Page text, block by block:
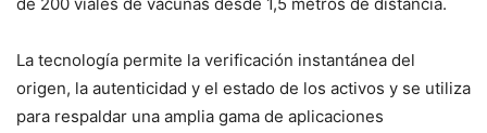
La tecnología permite la verificación instantánea del
origen, la autenticidad y el estado de los activos y se utiliza
para respaldar una amplia gama de aplicaciones